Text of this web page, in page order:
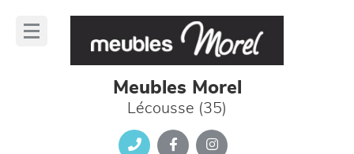
Meubles Morel
Lécousse (35)